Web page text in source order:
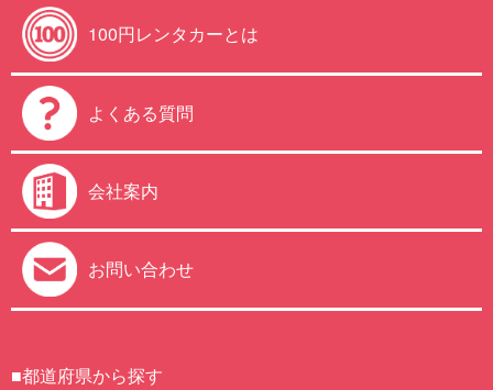
100円レンタカーとは
よくある質問
会社案内
お問い合わせ
■都道府県から探す